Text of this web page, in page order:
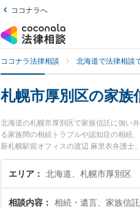
ココナラへ
ココナラ法律相談 北海道で法律相談
札幌市厚別区の家族
北海道の札幌市厚別区で家族信託に強い
る家族間の相続トラブルや認知症の相続
新札幌駅前オフィスの渡辺 麻里衣弁護士
す。『札幌市厚別区で土日や夜間に発生
無料で家族信託を法律相談できる札幌市
エリア 北海道、札幌市厚別区
相談内容 相続・遺言、家族信託